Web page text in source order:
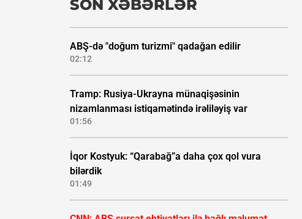
SON XƏBƏRLƏR
ABŞ-də "doğum turizmi" qadağan edilir
02:12
Tramp: Rusiya-Ukrayna münaqişəsinin
nizamlanması istiqamətində irəliləyiş var
01:56
İqor Kostyuk: “Qarabağ”a daha çox qol vura
bilərdik
01:49